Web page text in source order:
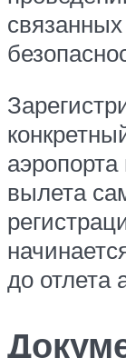
вылета
до отлета